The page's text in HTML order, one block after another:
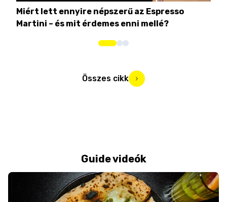
Miért lett ennyire népszerű az Espresso
Martini – és mit érdemes enni mellé?
Összes cikk
Guide videók